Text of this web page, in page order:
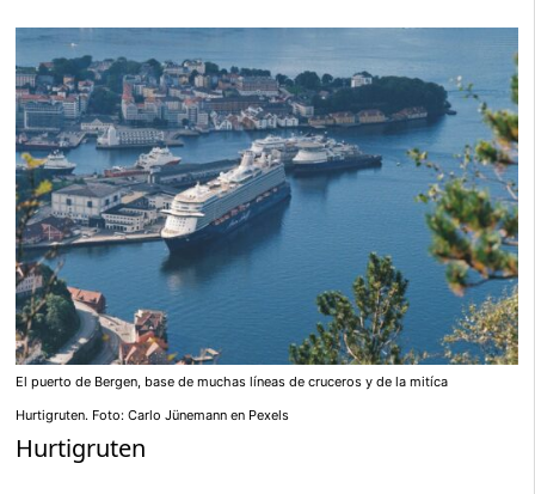
El puerto de Bergen, base de muchas líneas de cruceros y de la mitíca
Hurtigruten. Foto: Carlo Jünemann en Pexels
Hurtigruten